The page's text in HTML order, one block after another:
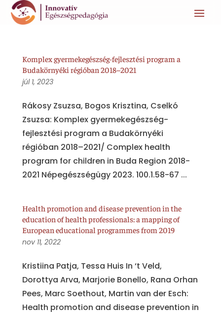
Komplex gyermekegészség-fejlesztési program a
Budakörnyéki régióban 2018–2021
júl 1, 2023
Rákosy Zsuzsa, Bogos Krisztina, Cselkó
Zsuzsa: Komplex gyermekegészség-
fejlesztési program a Budakörnyéki
régióban 2018–2021/ Complex health
program for children in Buda Region 2018-
2021 Népegészségügy 2023. 100.1.58-67 ...
Health promotion and disease prevention in the
education of health professionals: a mapping of
European educational programmes from 2019
nov 11, 2022
Kristiina Patja, Tessa Huis In ‘t Veld,
Dorottya Arva, Marjorie Bonello, Rana Orhan
Pees, Marc Soethout, Martin van der Esch:
Health promotion and disease prevention in